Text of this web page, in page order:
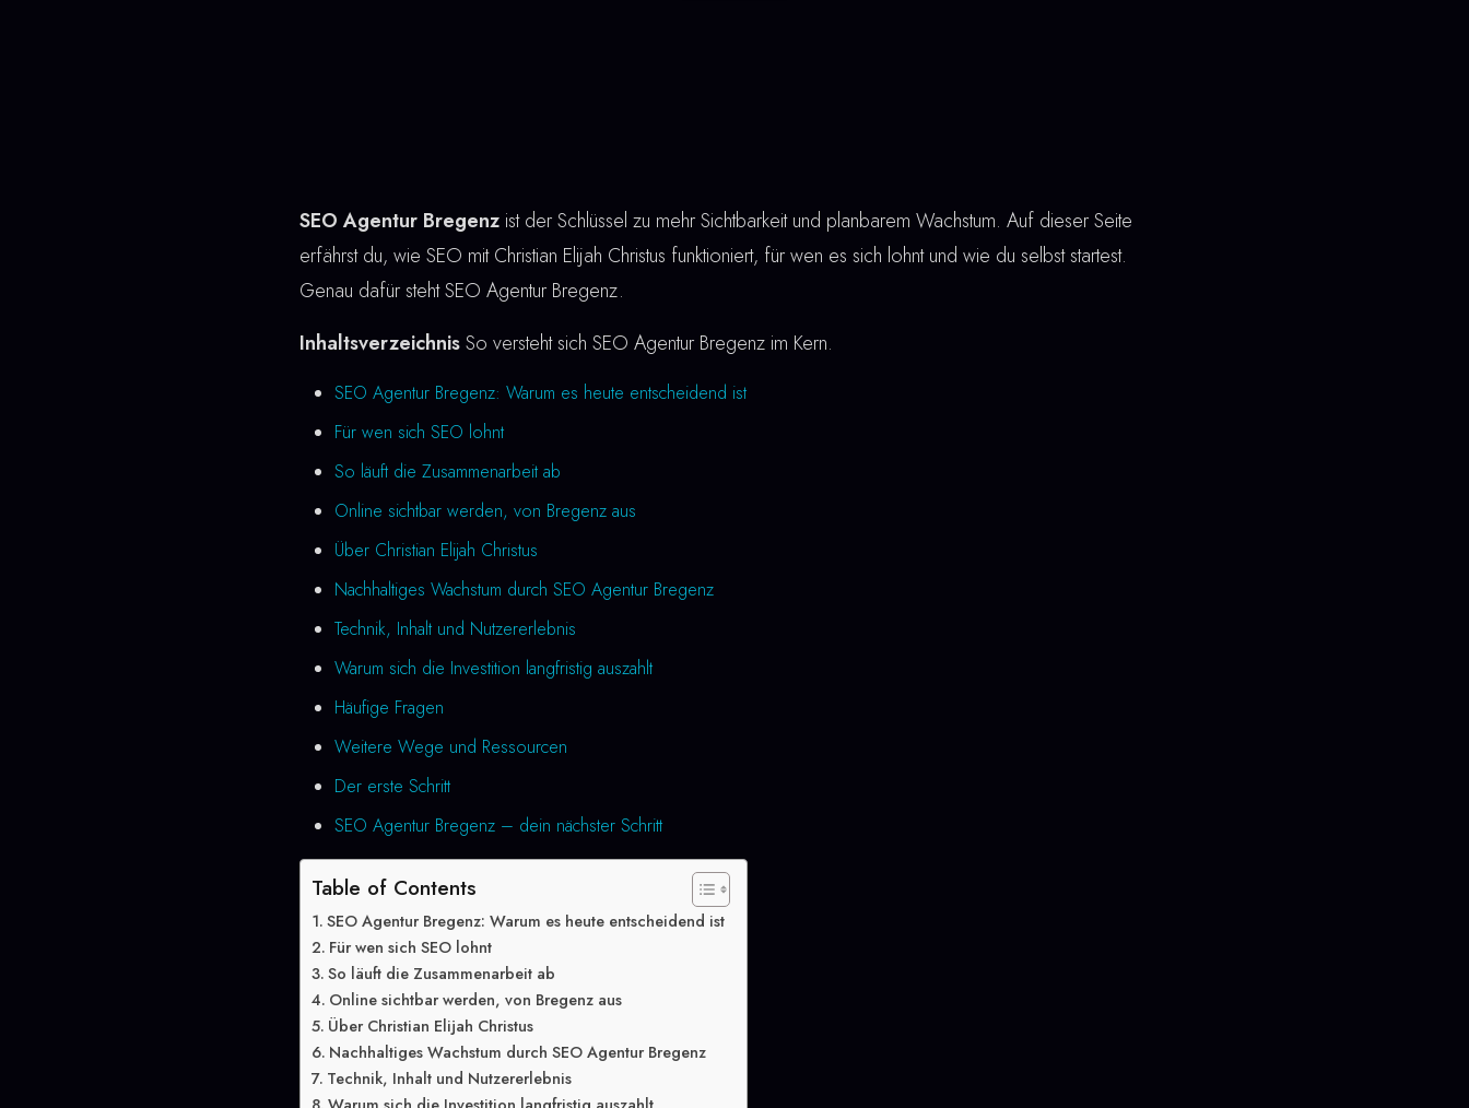
SEO Agentur Bregenz ist der Schlüssel zu mehr Sichtbarkeit und planbarem Wachstum. Auf dieser Seite
erfährst du, wie SEO mit Christian Elijah Christus funktioniert, für wen es sich lohnt und wie du selbst startest.
Genau dafür steht SEO Agentur Bregenz.
InhaltsverzeichnisSo versteht sich SEO Agentur Bregenz im Kern.
SEO Agentur Bregenz: Warum es heute entscheidend ist
Für wen sich SEO lohnt
So läuft die Zusammenarbeit ab
Online sichtbar werden, von Bregenz aus
Über Christian Elijah Christus
Nachhaltiges Wachstum durch SEO Agentur Bregenz
Technik, Inhalt und Nutzererlebnis
Warum sich die Investition langfristig auszahlt
Häufige Fragen
Weitere Wege und Ressourcen
Der erste Schritt
SEO Agentur Bregenz – dein nächster Schritt
Table of Contents
SEO Agentur Bregenz: Warum es heute entscheidend ist
Für wen sich SEO lohnt
So läuft die Zusammenarbeit ab
Online sichtbar werden, von Bregenz aus
Über Christian Elijah Christus
Nachhaltiges Wachstum durch SEO Agentur Bregenz
Technik, Inhalt und Nutzererlebnis